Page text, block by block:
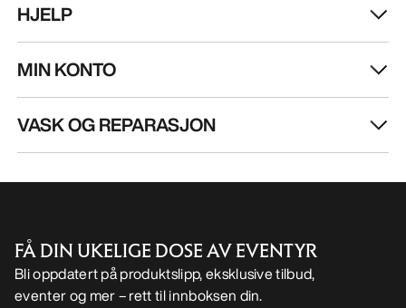
HJELP
MIN KONTO
VASK OG REPARASJON
FÅ DIN UKELIGE DOSE AV EVENTYR
Bli oppdatert på produktslipp, eksklusive tilbud,
eventer og mer – rett til innboksen din.